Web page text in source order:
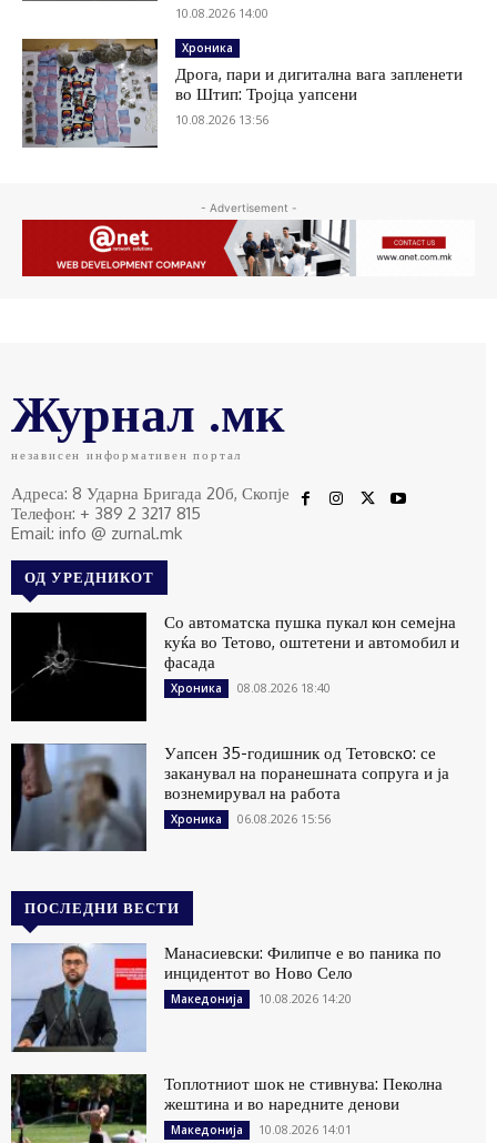
10.08.2026 14:00
Хроника
Дрога, пари и дигитална вага запленети
во Штип: Тројца уапсени
10.08.2026 13:56
- Advertisement -
Журнал .мк
независен информативен портал
Адреса: 8 Ударна Бригада 20б, Скопје
Телефон: + 389 2 3217 815
Email: info @ zurnal.mk
ОД УРЕДНИКОТ
Со автоматска пушка пукал кон семејна
куќа во Тетово, оштетени и автомобил и
фасада
Хроника 08.08.2026 18:40
Уапсен 35-годишник од Тетовскo: се
заканувал на поранешната сопруга и ја
вознемирувал на работа
Хроника 06.08.2026 15:56
ПОСЛЕДНИ ВЕСТИ
Манасиевски: Филипче е во паника по
инцидентот во Ново Село
Македонија 10.08.2026 14:20
Топлотниот шок не стивнува: Пеколна
жештина и во наредните денови
Македонија 10.08.2026 14:01